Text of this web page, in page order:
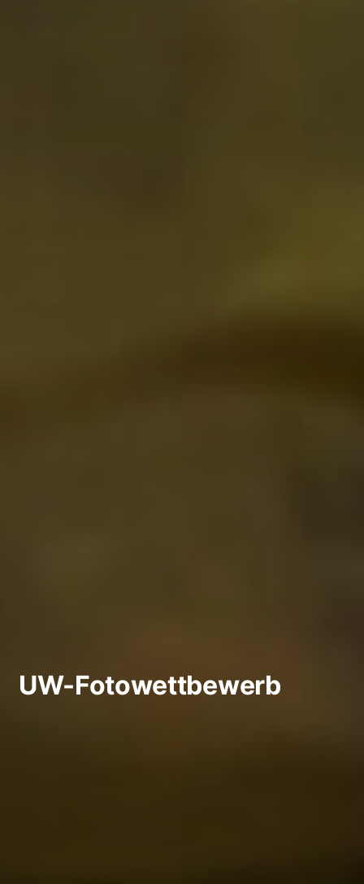
UW-Fotowettbewerb